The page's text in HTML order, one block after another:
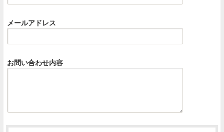
メールアドレス
お問い合わせ内容